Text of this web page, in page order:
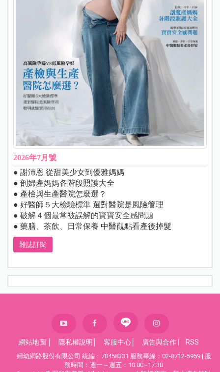
2026年7月號
● 謝沛恩 從甜美少女到優雅媽媽
● 剖婦產媽媽各階段照護大全
● 產檢與生產醫院怎麼選？
● 好醫師５大檢驗標準 選對醫院是風險管理
● 破解４個最常被誤解的寶寶安全感問題
● 藥膳、茶飲、日常保養 中醫觀點看產後掉髮
雜誌訂閱
網站地圖 隱私權說明 客服中心 廣告與合作 RSS
婦幼網路股份有限公司 統編：70458331 服務專線：02-8712-5959 | 服
務時間：週一～週五：10:00~17:30